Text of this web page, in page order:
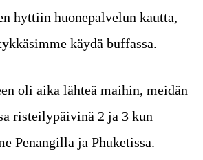
hyttiin huonepalvelun kautta,
käydä buffassa.
oli aika lähteä maihin, meidän
risteilypäivinä 2 ja 3 kun
Penangilla ja Phuketissa.